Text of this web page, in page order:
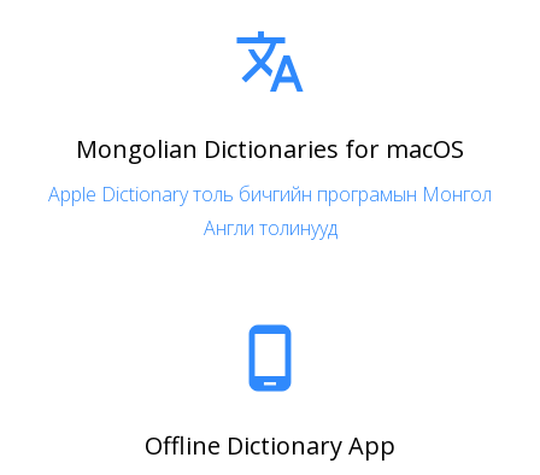

Mongolian Dictionaries for macOS
Apple Dictionary толь бичгийн програмын Монгол
Англи толинууд

Offline Dictionary App